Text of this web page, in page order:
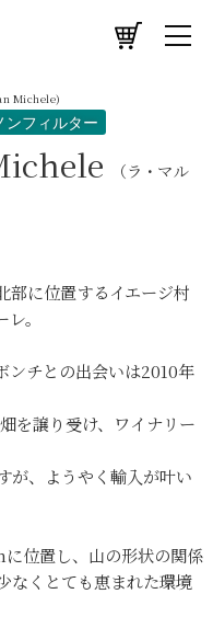
Michele)
ンフィルター
（ラ・マル
部に位置するイエージ村
。
ンチとの出会いは2010年
を譲り受け、ワイナリー
が、ようやく輸入が叶い
位置し、山の形状の関係
なくとても恵まれた環境